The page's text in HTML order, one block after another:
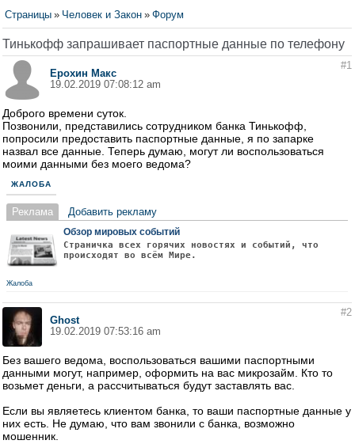
Страницы » Человек и Закон » Форум
Тинькофф запрашивает паспортные данные по телефону
Ерохин Макс
19.02.2019 07:08:12 am
#1
Доброго времени суток.
Позвонили, представились сотрудником банка Тинькофф,
попросили предоставить паспортные данные, я по запарке
назвал все данные. Теперь думаю, могут ли воспользоваться
моими данными без моего ведома?
ЖАЛОБА
Реклама Добавить рекламу
Обзор мировых событий
Страничка всех горячих новостях и событий, что
происходят во всём Мире.
Жалоба
Ghost
19.02.2019 07:53:16 am
#2
Без вашего ведома, воспользоваться вашими паспортными
данными могут, например, оформить на вас микрозайм. Кто то
возьмет деньги, а рассчитываться будут заставлять вас.
Если вы являетесь клиентом банка, то ваши паспортные данные у
них есть. Не думаю, что вам звонили с банка, возможно
мошенник.